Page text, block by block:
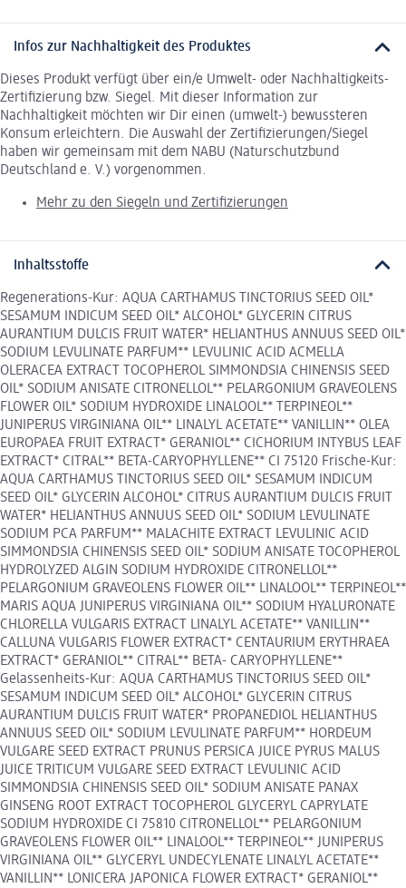
Infos zur Nachhaltigkeit des Produktes
Dieses Produkt verfügt über ein/e Umwelt- oder Nachhaltigkeits-
Zertifizierung bzw. Siegel. Mit dieser Information zur
Nachhaltigkeit möchten wir Dir einen (umwelt-) bewussteren
Konsum erleichtern. Die Auswahl der Zertifizierungen/Siegel
haben wir gemeinsam mit dem NABU (Naturschutzbund
Deutschland e. V.) vorgenommen.
Mehr zu den Siegeln und Zertifizierungen
Inhaltsstoffe
Regenerations-Kur: AQUA CARTHAMUS TINCTORIUS SEED OIL*
SESAMUM INDICUM SEED OIL* ALCOHOL* GLYCERIN CITRUS
AURANTIUM DULCIS FRUIT WATER* HELIANTHUS ANNUUS SEED OIL*
SODIUM LEVULINATE PARFUM** LEVULINIC ACID ACMELLA
OLERACEA EXTRACT TOCOPHEROL SIMMONDSIA CHINENSIS SEED
OIL* SODIUM ANISATE CITRONELLOL** PELARGONIUM GRAVEOLENS
FLOWER OIL* SODIUM HYDROXIDE LINALOOL** TERPINEOL**
JUNIPERUS VIRGINIANA OIL** LINALYL ACETATE** VANILLIN** OLEA
EUROPAEA FRUIT EXTRACT* GERANIOL** CICHORIUM INTYBUS LEAF
EXTRACT* CITRAL** BETA-CARYOPHYLLENE** CI 75120 Frische-Kur:
AQUA CARTHAMUS TINCTORIUS SEED OIL* SESAMUM INDICUM
SEED OIL* GLYCERIN ALCOHOL* CITRUS AURANTIUM DULCIS FRUIT
WATER* HELIANTHUS ANNUUS SEED OIL* SODIUM LEVULINATE
SODIUM PCA PARFUM** MALACHITE EXTRACT LEVULINIC ACID
SIMMONDSIA CHINENSIS SEED OIL* SODIUM ANISATE TOCOPHEROL
HYDROLYZED ALGIN SODIUM HYDROXIDE CITRONELLOL**
PELARGONIUM GRAVEOLENS FLOWER OIL** LINALOOL** TERPINEOL**
MARIS AQUA JUNIPERUS VIRGINIANA OIL** SODIUM HYALURONATE
CHLORELLA VULGARIS EXTRACT LINALYL ACETATE** VANILLIN**
CALLUNA VULGARIS FLOWER EXTRACT* CENTAURIUM ERYTHRAEA
EXTRACT* GERANIOL** CITRAL** BETA- CARYOPHYLLENE**
Gelassenheits-Kur: AQUA CARTHAMUS TINCTORIUS SEED OIL*
SESAMUM INDICUM SEED OIL* ALCOHOL* GLYCERIN CITRUS
AURANTIUM DULCIS FRUIT WATER* PROPANEDIOL HELIANTHUS
ANNUUS SEED OIL* SODIUM LEVULINATE PARFUM** HORDEUM
VULGARE SEED EXTRACT PRUNUS PERSICA JUICE PYRUS MALUS
JUICE TRITICUM VULGARE SEED EXTRACT LEVULINIC ACID
SIMMONDSIA CHINENSIS SEED OIL* SODIUM ANISATE PANAX
GINSENG ROOT EXTRACT TOCOPHEROL GLYCERYL CAPRYLATE
SODIUM HYDROXIDE CI 75810 CITRONELLOL** PELARGONIUM
GRAVEOLENS FLOWER OIL** LINALOOL** TERPINEOL** JUNIPERUS
VIRGINIANA OIL** GLYCERYL UNDECYLENATE LINALYL ACETATE**
VANILLIN** LONICERA JAPONICA FLOWER EXTRACT* GERANIOL**